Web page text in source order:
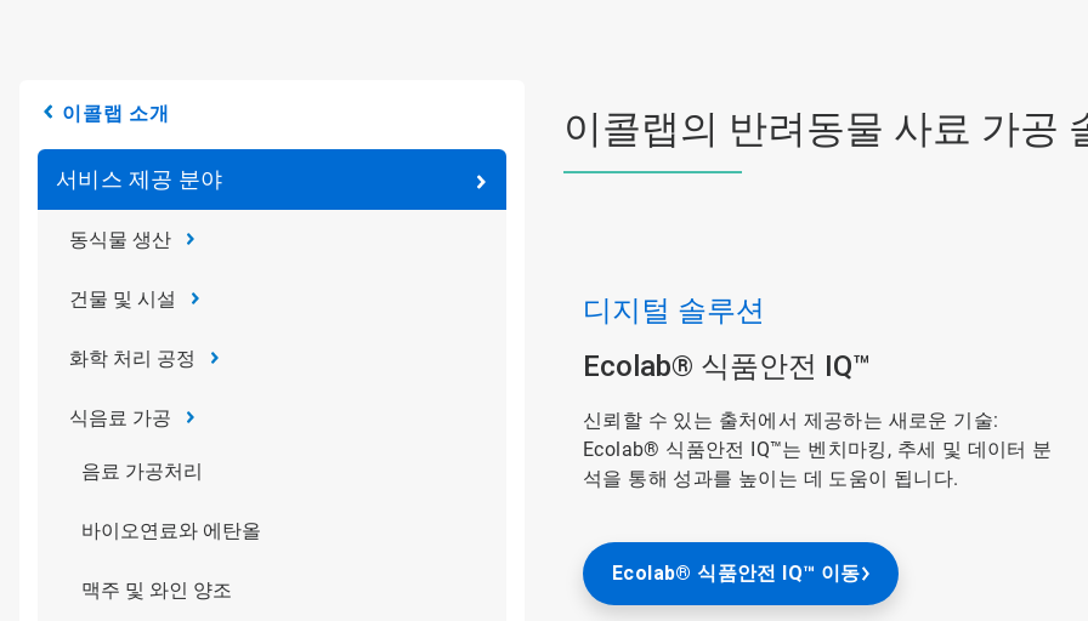
이콜랩 소개
서비스 제공 분야
동식물 생산
건물 및 시설
화학 처리 공정
식음료 가공
음료 가공처리
바이오연료와 에탄올
맥주 및 와인 양조
이콜랩의 반려동물 사료 가공
디지털 솔루션
Ecolab® 식품안전 IQ™
신뢰할 수 있는 출처에서 제공하는 새로운 기술:
Ecolab® 식품안전 IQ™는 벤치마킹, 추세 및 데이터 분
석을 통해 성과를 높이는 데 도움이 됩니다.
Ecolab® 식품안전 IQ™ 이동